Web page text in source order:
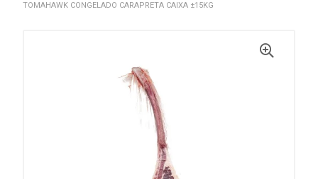
TOMAHAWK CONGELADO CARAPRETA CAIXA ±15KG